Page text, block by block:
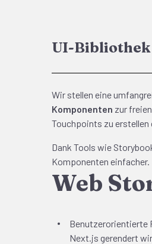
UI-Bibliothek
Wir stellen eine
Komponenten zur
Touchpoints zu erstellen
Dank Tools wie
Komponenten einfacher.
Web
Benutzerorientierte
Next.js gerendert